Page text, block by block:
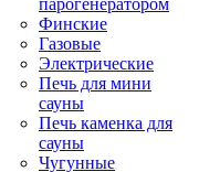
парогенератором
Финские
Газовые
Электрические
Печь для мини
сауны
Печь каменка для
сауны
Чугунные